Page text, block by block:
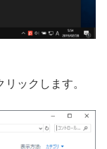
ックします。